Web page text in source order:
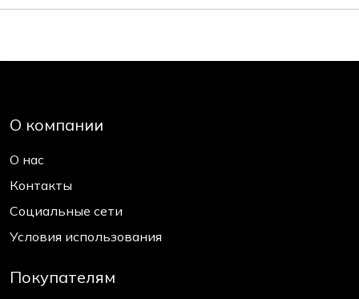
О компании
О нас
Контакты
Социальные сети
Условия использования
Покупателям